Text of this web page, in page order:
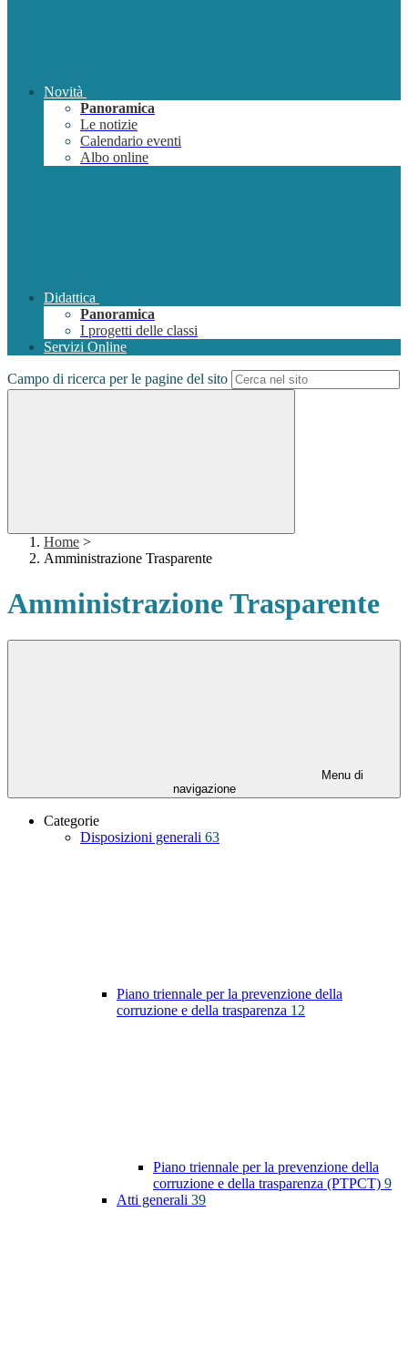
Novità
Panoramica
Le notizie
Calendario eventi
Albo online
Didattica
Panoramica
I progetti delle classi
Servizi Online
Campo di ricerca per le pagine del sito
Home >
Amministrazione Trasparente
Amministrazione Trasparente
Menu di
navigazione
Categorie
Disposizioni generali 63
Piano triennale per la prevenzione della
corruzione e della trasparenza 12
Piano triennale per la prevenzione della
corruzione e della trasparenza (PTPCT) 9
Atti generali 39